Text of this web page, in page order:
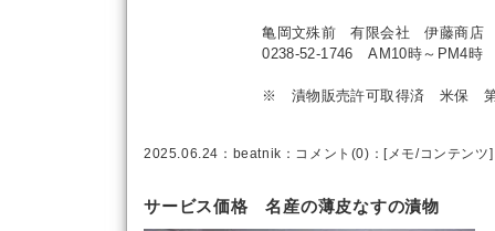
亀岡文殊前 有限会社 伊藤商店
0238-52-1746 AM10時～PM4時
※ 漬物販売許可取得済 米保 第
2025.06.24： beatnik ： コメント(0) ：[メモ/コンテンツ]
サービス価格 名産の薄皮なすの漬物